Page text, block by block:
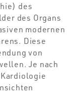
des
des Organs
modernen
Diese
von
Je nach